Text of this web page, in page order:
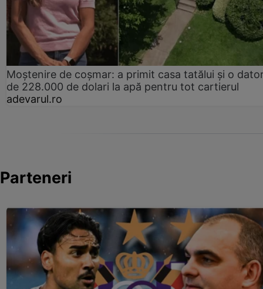
Moștenire de coșmar: a primit casa tatălui și o
de 228.000 de dolari la apă pentru tot cartierul
adevarul.ro
Parteneri